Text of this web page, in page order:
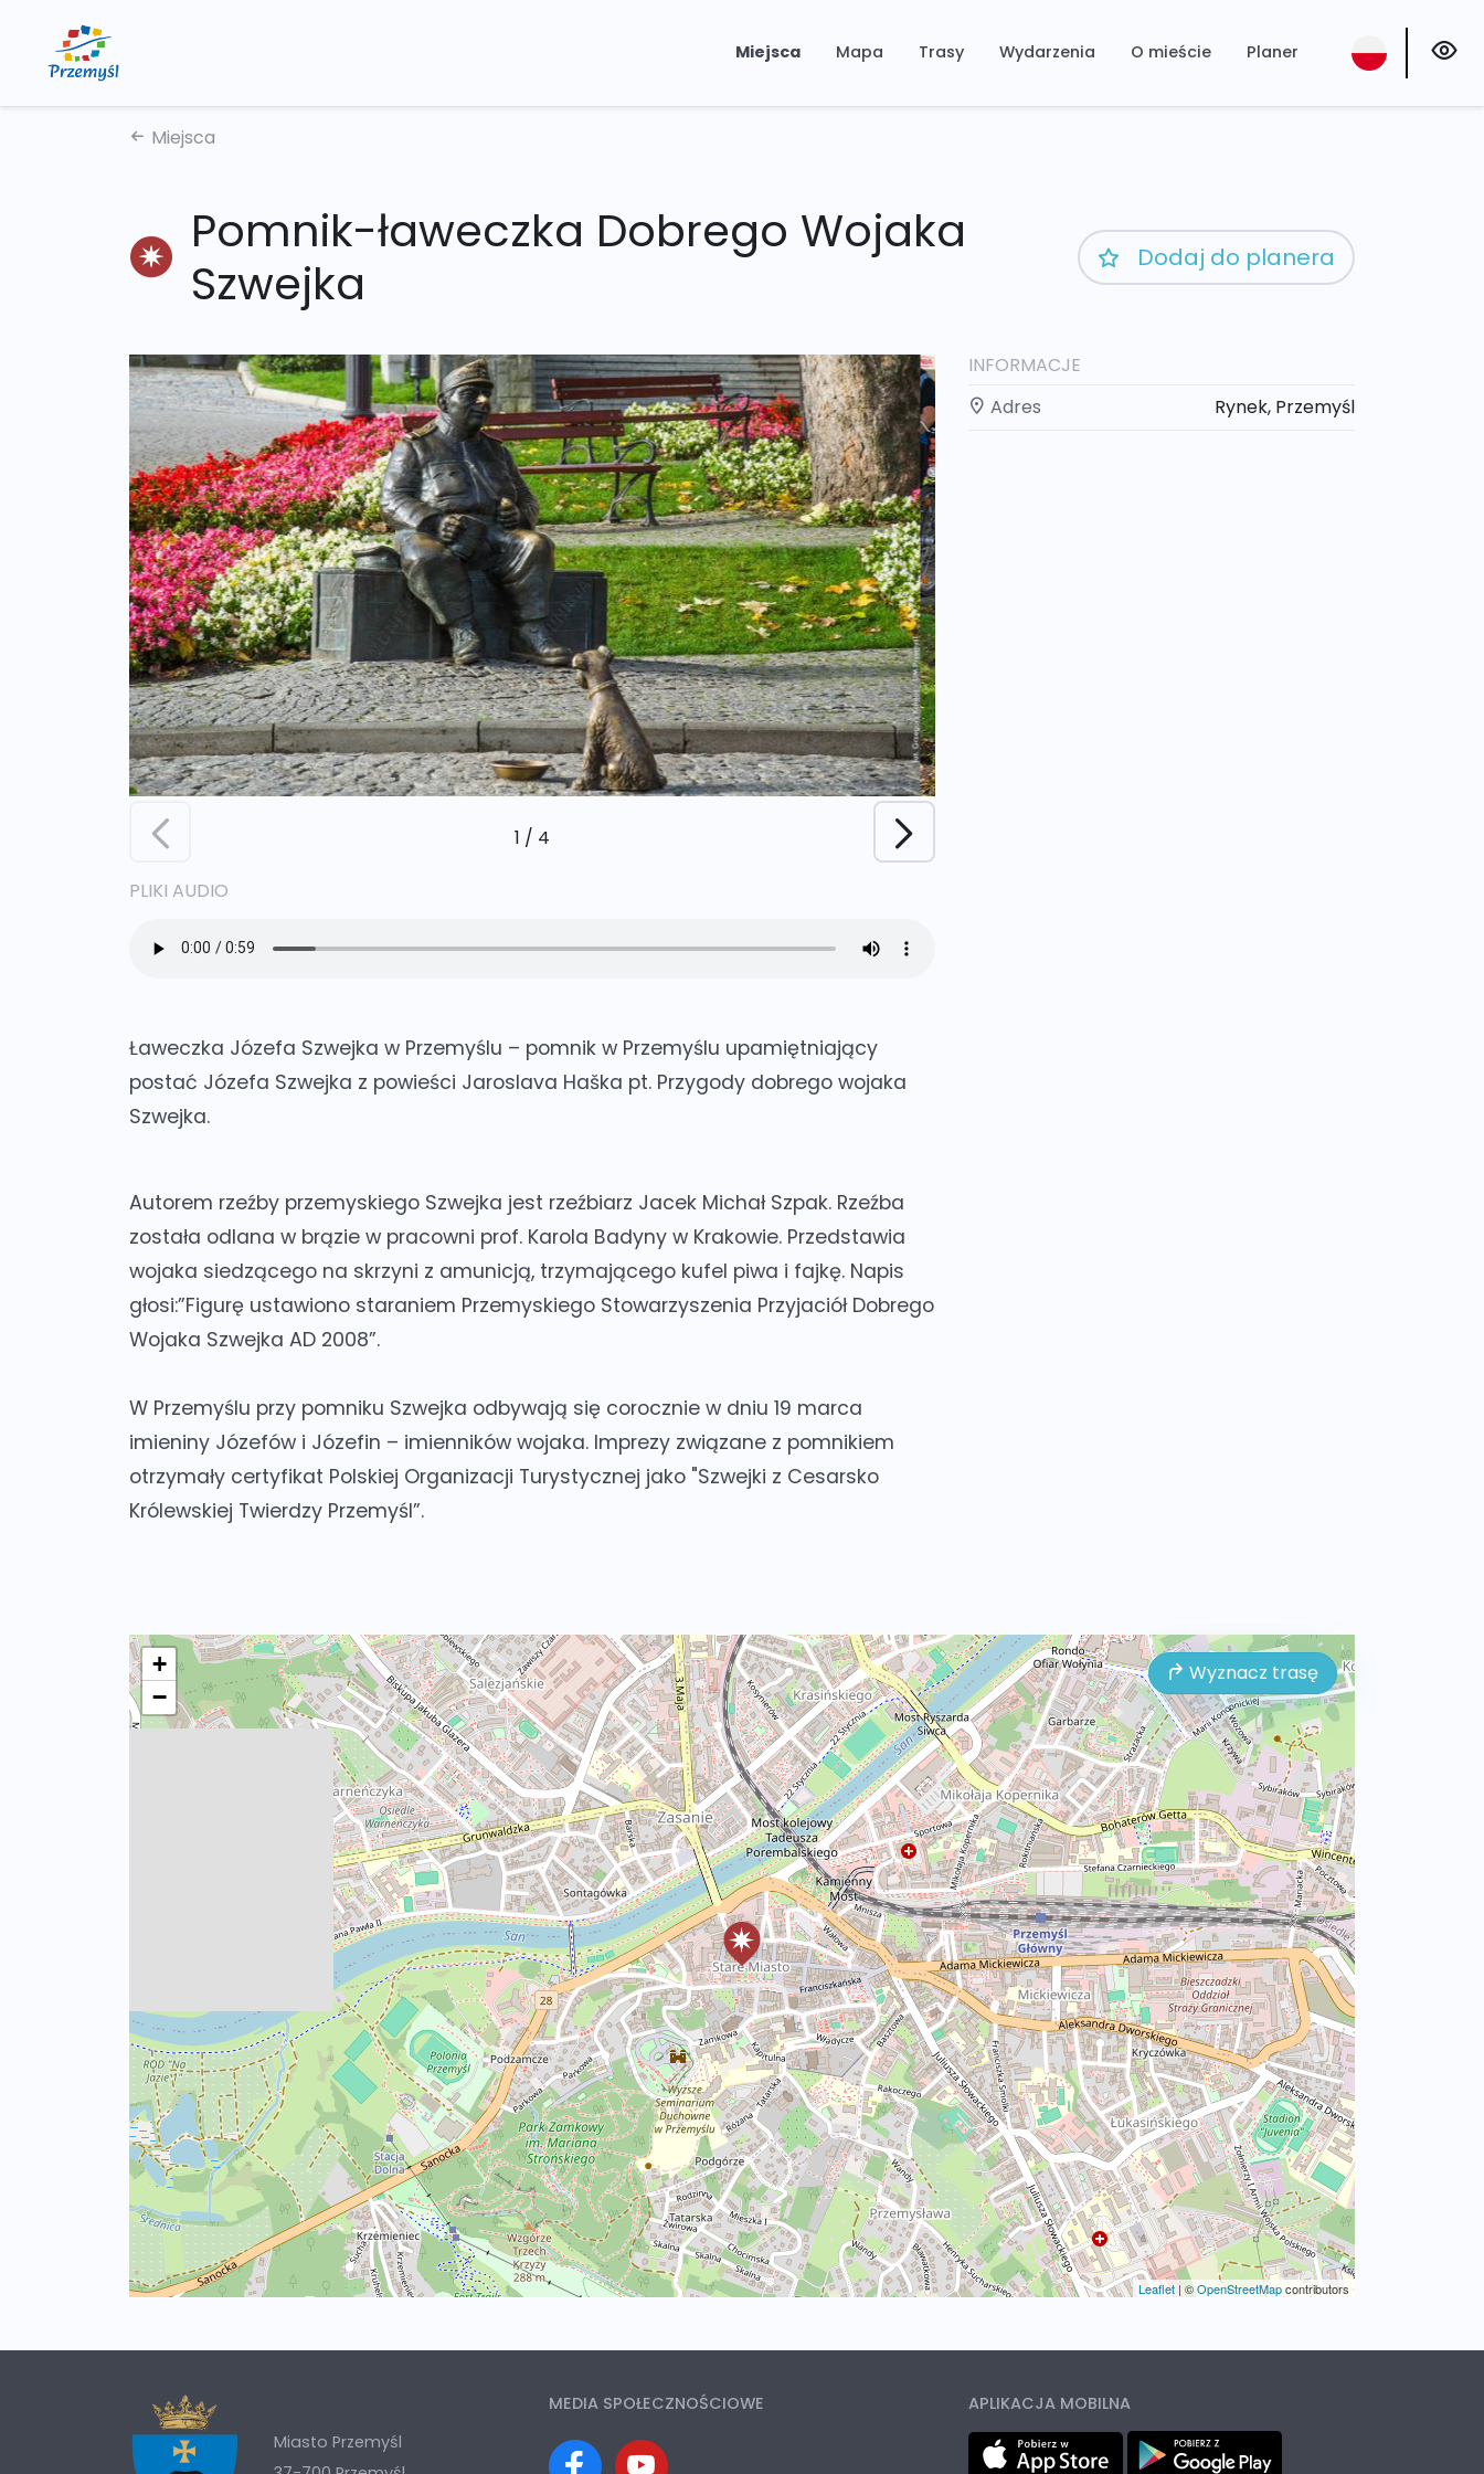
Miejsca Mapa Trasy Wydarzenia O mieście Planer
Miejsca
Pomnik-ławeczka Dobrego Wojaka
Szwejka
Dodaj do planera
1 / 4
PLIKI AUDIO
Ławeczka Józefa Szwejka w Przemyślu – pomnik w Przemyślu upamiętniający
postać Józefa Szwejka z powieści Jaroslava Haška pt. Przygody dobrego wojaka
Szwejka.
Autorem rzeźby przemyskiego Szwejka jest rzeźbiarz Jacek Michał Szpak. Rzeźba
została odlana w brązie w pracowni prof. Karola Badyny w Krakowie. Przedstawia
wojaka siedzącego na skrzyni z amunicją, trzymającego kufel piwa i fajkę. Napis
głosi:”Figurę ustawiono staraniem Przemyskiego Stowarzyszenia Przyjaciół Dobrego
Wojaka Szwejka AD 2008”.
W Przemyślu przy pomniku Szwejka odbywają się corocznie w dniu 19 marca
imieniny Józefów i Józefin – imienników wojaka. Imprezy związane z pomnikiem
otrzymały certyfikat Polskiej Organizacji Turystycznej jako "Szwejki z Cesarsko
Królewskiej Twierdzy Przemyśl”.
INFORMACJE
Adres
Rynek, Przemyśl
Wyznacz trasę
+
−
Leaflet |©OpenStreetMapcontributors
Miasto Przemyśl
MEDIA SPOŁECZNOŚCIOWE APLIKACJA MOBILNA